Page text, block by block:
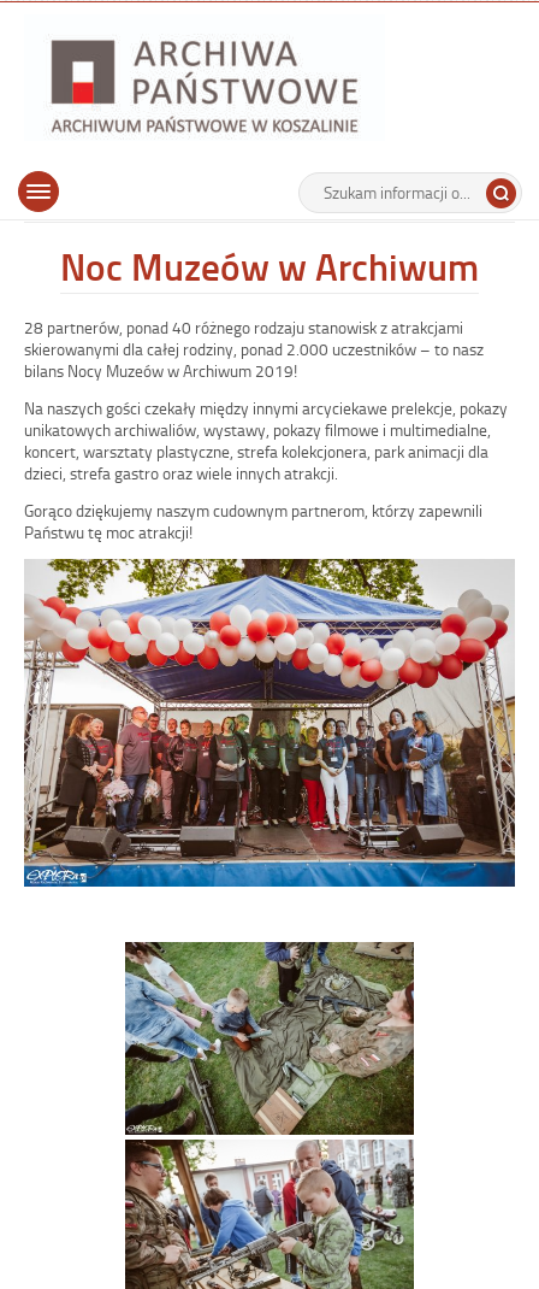
Archiwum Państwowe w Koszalinie
Wyszukiwarka
Tutaj
wpisz
Górne
Otwórz
Noc Muzeów w Archiwum
28 partnerów, ponad 40 różnego rodzaju stanowisk z atrakcjami
skierowanymi dla całej rodziny, ponad 2.000 uczestników – to nasz
bilans Nocy Muzeów w Archiwum 2019!
Na naszych gości czekały między innymi arcyciekawe prelekcje, pokazy
unikatowych archiwaliów, wystawy, pokazy filmowe i multimedialne,
koncert, warsztaty plastyczne, strefa kolekcjonera, park animacji dla
dzieci, strefa gastro oraz wiele innych atrakcji.
Gorąco dziękujemy naszym cudownym partnerom, którzy zapewnili
Państwu tę moc atrakcji!